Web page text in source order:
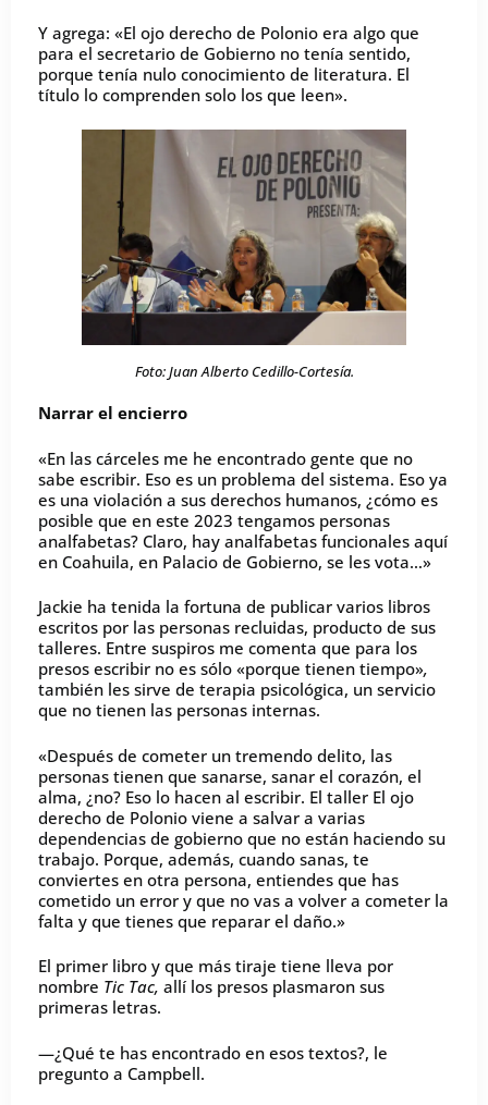
Y agrega: «El ojo derecho de Polonio era algo que
para el secretario de Gobierno no tenía sentido,
porque tenía nulo conocimiento de literatura. El
título lo comprenden solo los que leen».
Foto: Juan Alberto Cedillo-Cortesía.
Narrar el encierro
«En las cárceles me he encontrado gente que no
sabe escribir. Eso es un problema del sistema. Eso ya
es una violación a sus derechos humanos, ¿cómo es
posible que en este 2023 tengamos personas
analfabetas? Claro, hay analfabetas funcionales aquí
en Coahuila, en Palacio de Gobierno, se les vota…»
Jackie ha tenida la fortuna de publicar varios libros
escritos por las personas recluidas, producto de sus
talleres. Entre suspiros me comenta que para los
presos escribir no es sólo «porque tienen tiempo»,
también les sirve de terapia psicológica, un servicio
que no tienen las personas internas.
«Después de cometer un tremendo delito, las
personas tienen que sanarse, sanar el corazón, el
alma, ¿no? Eso lo hacen al escribir. El taller El ojo
derecho de Polonio viene a salvar a varias
dependencias de gobierno que no están haciendo su
trabajo. Porque, además, cuando sanas, te
conviertes en otra persona, entiendes que has
cometido un error y que no vas a volver a cometer la
falta y que tienes que reparar el daño.»
El primer libro y que más tiraje tiene lleva por
nombre Tic Tac, allí los presos plasmaron sus
primeras letras.
—¿Qué te has encontrado en esos textos?, le
pregunto a Campbell.